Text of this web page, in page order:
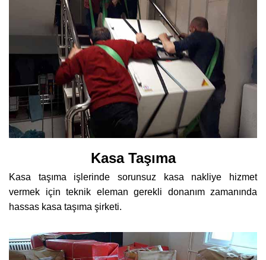
Kasa Taşıma
Kasa taşıma işlerinde sorunsuz kasa nakliye hizmet
vermek için teknik eleman gerekli donanım zamanında
hassas kasa taşıma şirketi.